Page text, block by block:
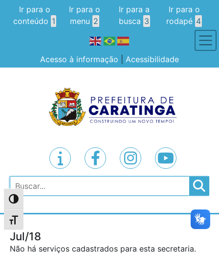
Alternar alto contraste
Alternar tamanho da fonte
Ir para o
conteúdo 1
Ir para o
menu 2
Ir para a
busca 3
Ir para o
rodapé 4
Acesso à informação Acessibilidade
Pesquisar
Jul/18
Não há serviços cadastrados para esta secretaria.